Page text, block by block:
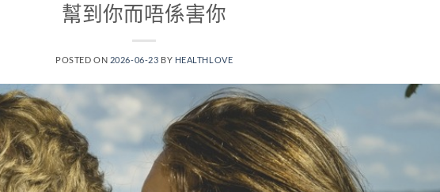
幫到你而唔係害你
POSTED ON 2026-06-23 BY HEALTHLOVE